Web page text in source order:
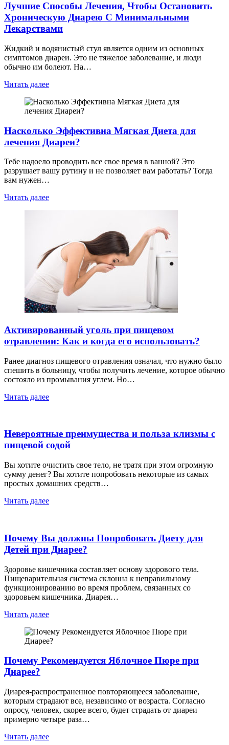
Лучшие Способы Лечения, Чтобы Остановить
Хроническую Диарею С Минимальными
Лекарствами
Жидкий и водянистый стул является одним из основных
симптомов диареи. Это не тяжелое заболевание, и люди
обычно им болеют. На…
Читать далее
Насколько Эффективна Мягкая Диета для
лечения Диареи?
Тебе надоело проводить все свое время в ванной? Это
разрушает вашу рутину и не позволяет вам работать? Тогда
вам нужен…
Читать далее
Активированный уголь при пищевом
отравлении: Как и когда его использовать?
Ранее диагноз пищевого отравления означал, что нужно было
спешить в больницу, чтобы получить лечение, которое обычно
состояло из промывания углем. Но…
Читать далее
Невероятные преимущества и польза клизмы с
пищевой содой
Вы хотите очистить свое тело, не тратя при этом огромную
сумму денег? Вы хотите попробовать некоторые из самых
простых домашних средств…
Читать далее
Почему Вы должны Попробовать Диету для
Детей при Диарее?
Здоровье кишечника составляет основу здорового тела.
Пищеварительная система склонна к неправильному
функционированию во время проблем, связанных со
здоровьем кишечника. Диарея…
Читать далее
Почему Рекомендуется Яблочное Пюре при
Диарее?
Диарея-распространенное повторяющееся заболевание,
которым страдают все, независимо от возраста. Согласно
опросу, человек, скорее всего, будет страдать от диареи
примерно четыре раза…
Читать далее